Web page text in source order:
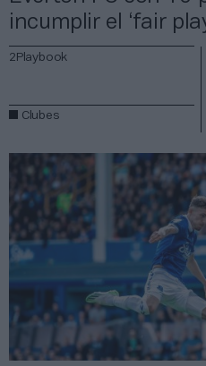
incumplir el ‘fair
2Playbook
Clubes